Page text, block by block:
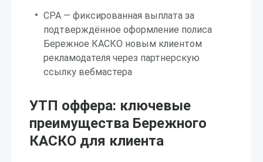
CPA — фиксированная выплата за
подтверждённое оформление полиса
Бережное КАСКО новым клиентом
рекламодателя через партнерскую
ссылку вебмастера
УТП оффера: ключевые
преимущества Бережного
КАСКО для клиента